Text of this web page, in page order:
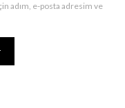
adım, e-posta adresim ve